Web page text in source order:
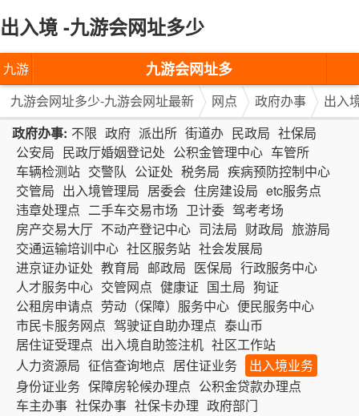
出入境 -九游会网址多少
九游
会网
址多
少-九
游会
网址
最新
九游会网址多
少-九游会网址
最新
九游会网址多少-九游会网址最新 网点 政府办事
出入
政府办事: 不限 政府 派出所 街道办 民政局 社保局
公安局 民政厅婚姻登记处 公积金管理中心 车管所
车辆检测站 交警队 公证处 税务局 疾病预防控制中心
交管局 出入境管理局 居委会 住房建设局 etc服务点
违章处理点 二手车交易市场 卫计委 驾考考场
房产交易大厅 不动产登记中心 司法局 财政局 旅游局
交通运输培训中心 社区服务站 社会发展局
进京证办证处 教育局 邮政局 医保局 行政服务中心
人才服务中心 交管网点 健康证 国土局 狗证
公租房申请点 劳动（保障）服务中心 便民服务中心
市民卡服务网点 驾驶证自助办理点 泰山币
居住证受理点 出入境自助签注机 社区工作站
人力资源局 征信查询地点 居住证业务
出入境业务
身份证业务 保障房轮候办理点 公积金贷款办理点
车主办事 社保办事 社保卡办理 政府部门